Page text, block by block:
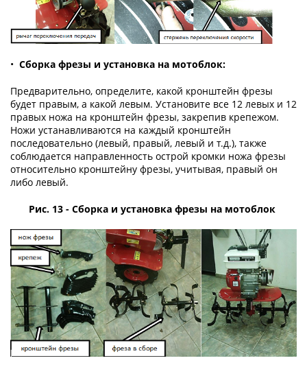
• Сборка фрезы и установка на мотоблок:
Предварительно, определите, какой кронштейн фрезы
будет правым, а какой левым. Установите все 12 левых и 12
правых ножа на кронштейн фрезы, закрепив крепежом.
Ножи устанавливаются на каждый кронштейн
последовательно (левый, правый, левый и т.д.), также
соблюдается направленность острой кромки ножа фрезы
относительно кронштейну фрезы, учитывая, правый он
либо левый.
Рис. 13 - Сборка и установка фрезы на мотоблок